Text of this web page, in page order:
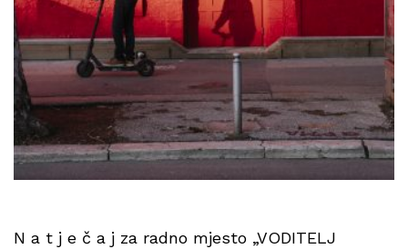
N a t j e č a j za radno mjesto „VODITELJ